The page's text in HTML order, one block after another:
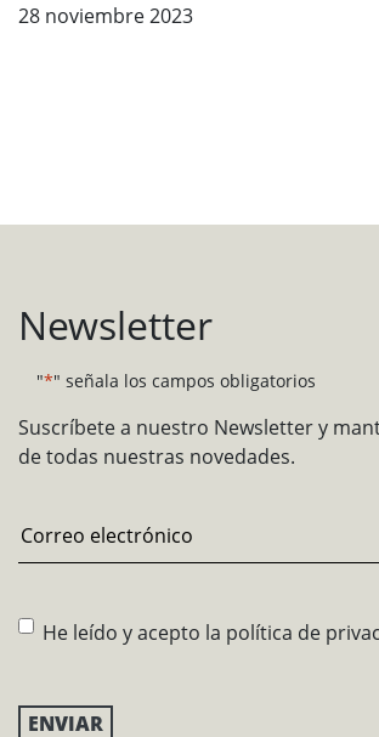
28 noviembre 2023
Newsletter
"*" señala los campos obligatorios
Suscríbete a nuestro Newsletter y
de todas nuestras novedades.
Email*
Consentimiento*
He leído y acepto la política de